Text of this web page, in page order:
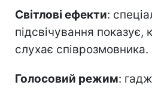
Світлові ефекти:
підсвічування показує,
слухає співрозмовника.
Голосовий режим: